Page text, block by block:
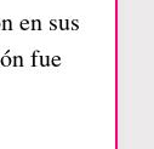
en sus
fue